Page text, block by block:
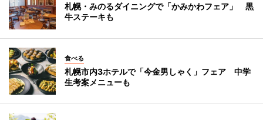
札幌・みのるダイニングで「かみかわフェア」 黒
牛ステーキも
食べる
札幌市内3ホテルで「今金男しゃく」フェア 中学
生考案メニューも